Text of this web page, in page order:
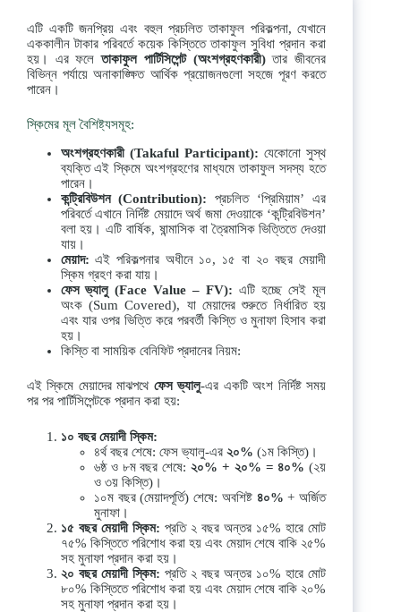
এটি একটি জনপ্রিয় এবং বহুল প্রচলিত তাকাফুল পরিকল্পনা, যেখানে
এককালীন টাকার পরিবর্তে কয়েক কিস্তিতে তাকাফুল সুবিধা প্রদান করা
হয়। এর ফলেতাকাফুল পার্টিসিপেন্ট(অংশগ্রহণকারী)তার জীবনের
বিভিন্ন পর্যায়ে অনাকাঙ্ক্ষিত আর্থিক প্রয়োজনগুলো সহজে পূরণ করতে
পারেন।
স্কিমের মূল বৈশিষ্ট্যসমূহ:
অংশগ্রহণকারী(Takaful Participant): যেকোনো সুস্থ
ব্যক্তি এই স্কিমে অংশগ্রহণের মাধ্যমে তাকাফুল সদস্য হতে
পারেন।
কন্ট্রিবিউশন(Contribution): প্রচলিত ‘প্রিমিয়াম’ এর
পরিবর্তে এখানে নির্দিষ্ট মেয়াদে অর্থ জমা দেওয়াকে ‘কন্ট্রিবিউশন’
বলা হয়। এটি বার্ষিক, ষান্মাসিক বা ত্রৈমাসিক ভিত্তিতে দেওয়া
যায়।
মেয়াদ: এই পরিকল্পনার অধীনে ১০, ১৫ বা ২০ বছর মেয়াদী
স্কিম গ্রহণ করা যায়।
ফেস ভ্যালু(Face Value – FV): এটি হচ্ছে সেই মূল
অংক (Sum Covered), যা মেয়াদের শুরুতে নির্ধারিত হয়
এবং যার ওপর ভিত্তি করে পরবর্তী কিস্তি ও মুনাফা হিসাব করা
হয়।
কিস্তি বা সাময়িক বেনিফিট প্রদানের নিয়ম:
এই স্কিমে মেয়াদের মাঝপথে ফেস ভ্যালু-এর একটি অংশ নির্দিষ্ট সময়
পর পর পার্টিসিপেন্টকে প্রদান করা হয়:
১০ বছর মেয়াদী স্কিম:
৪র্থ বছর শেষে: ফেস ভ্যালু-এর ২০% (১ম কিস্তি)।
৬ষ্ঠ ও ৮ম বছর শেষে:২০% + ২০% = ৪০% (২য়
ও ৩য় কিস্তি)।
১০ম বছর (মেয়াদপূর্তি) শেষে: অবশিষ্ট ৪০% + অর্জিত
মুনাফা।
১৫ বছর মেয়াদী স্কিম: প্রতি ২ বছর অন্তর ১৫% হারে মোট
৭৫% কিস্তিতে পরিশোধ করা হয় এবং মেয়াদ শেষে বাকি ২৫%
সহ মুনাফা প্রদান করা হয়।
২০ বছর মেয়াদী স্কিম: প্রতি ২ বছর অন্তর ১০% হারে মোট
৮০% কিস্তিতে পরিশোধ করা হয় এবং মেয়াদ শেষে বাকি ২০%
সহ মুনাফা প্রদান করা হয়।